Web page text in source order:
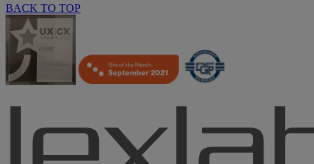
BACK TO TOP